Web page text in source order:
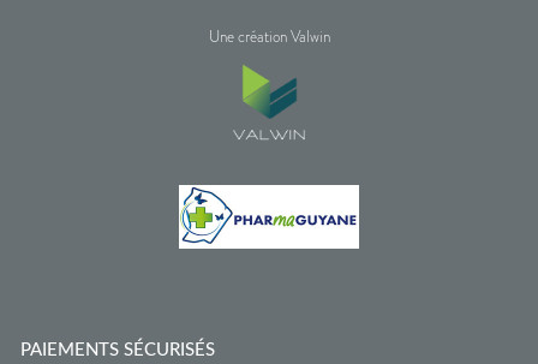
Une création Valwin
PAIEMENTS SÉCURISÉS